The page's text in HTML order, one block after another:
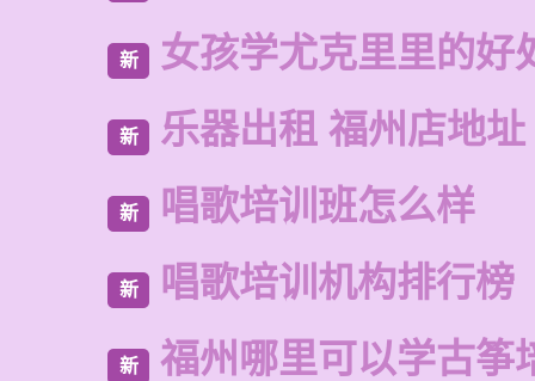
新 女孩学尤克里里的好
新 乐器出租 福州店地址
新 唱歌培训班怎么样
新 唱歌培训机构排行榜
新 福州哪里可以学古筝